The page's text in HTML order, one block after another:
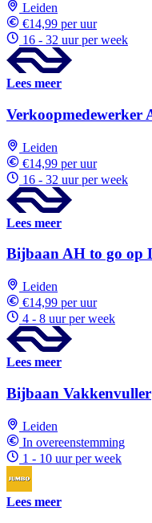
Leiden
€14,99 per uur
16 - 32 uur per week
Lees meer
Verkoopmedewerker
Leiden
€14,99 per uur
16 - 32 uur per week
Lees meer
Bijbaan AH to go op
Leiden
€14,99 per uur
4 - 8 uur per week
Lees meer
Bijbaan Vakkenvuller
Leiden
In overeenstemming
1 - 10 uur per week
Lees meer